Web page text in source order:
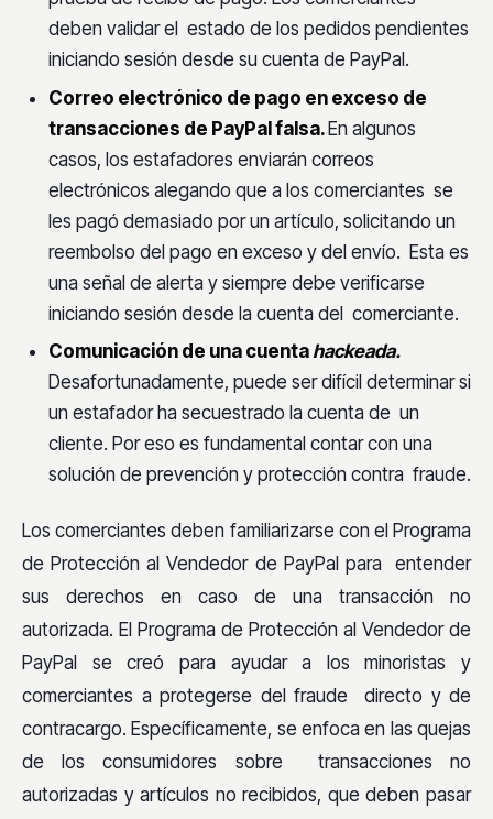
deben validar el estado de los pedidos pendientes
iniciando sesión desde su cuenta de PayPal.
Correo electrónico de pago en exceso de
transacciones de PayPal falsa.En algunos
casos, los estafadores enviarán correos
electrónicos alegando que a los comerciantes se
les pagó demasiado por un artículo, solicitando un
reembolso del pago en exceso y del envío. Esta es
una señal de alerta y siempre debe verificarse
iniciando sesión desde la cuenta del comerciante.
Comunicación de una cuentahackeada.
Desafortunadamente, puede ser difícil determinar si
un estafador ha secuestrado la cuenta de un
cliente. Por eso es fundamental contar con una
solución de prevención y protección contra fraude.
Los comerciantes deben familiarizarse con el Programa
de Protección al Vendedor de PayPal para entender
sus derechos en caso de una transacción no
autorizada. El Programa de Protección al Vendedor de
PayPal se creó para ayudar a los minoristas y
comerciantes a protegerse del fraude directo y de
contracargo. Específicamente, se enfoca en las quejas
de los consumidores sobre transacciones no
autorizadas y artículos no recibidos, que deben pasar